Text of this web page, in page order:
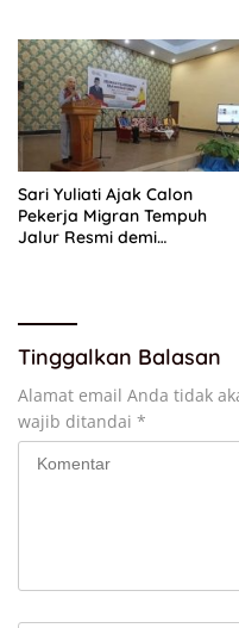
Sari Yuliati Ajak Calon
Pekerja Migran Tempuh
Jalur Resmi demi
Tinggalkan Balasan
Alamat email Anda tidak
wajib ditandai *